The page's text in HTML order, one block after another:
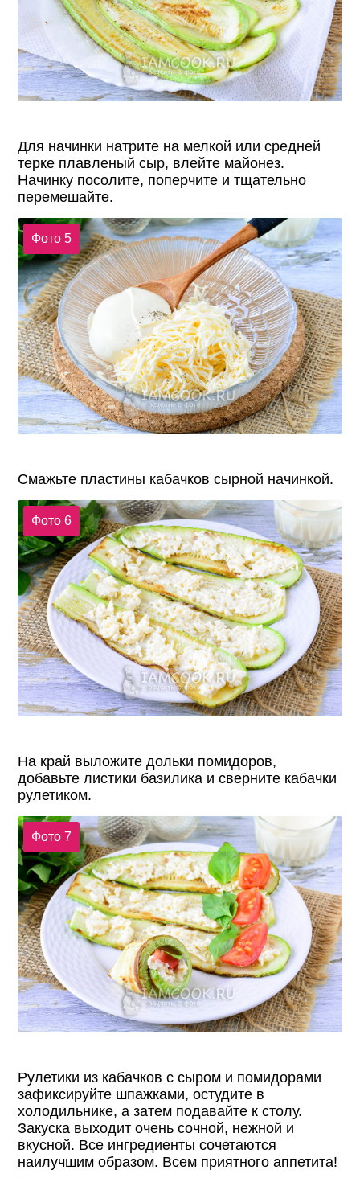
Для начинки натрите на мелкой или средней
терке плавленый сыр, влейте майонез.
Начинку посолите, поперчите и тщательно
перемешайте.
Фото 5
Смажьте пластины кабачков сырной начинкой.
Фото 6
На край выложите дольки помидоров,
добавьте листики базилика и сверните кабачки
рулетиком.
Фото 7
Рулетики из кабачков с сыром и помидорами
зафиксируйте шпажками, остудите в
холодильнике, а затем подавайте к столу.
Закуска выходит очень сочной, нежной и
вкусной. Все ингредиенты сочетаются
наилучшим образом. Всем приятного аппетита!